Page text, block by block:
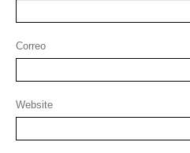
Correo
Website